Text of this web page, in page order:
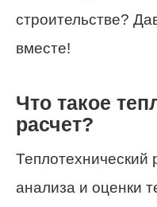
строительстве?
вместе!
Что такое
расчет?
Теплотехнический
анализа и оценки